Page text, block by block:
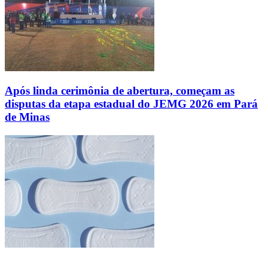
Após linda cerimônia de abertura, começam as
disputas da etapa estadual do JEMG 2026 em Pará
de Minas